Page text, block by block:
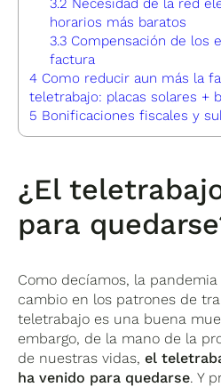
3.2 Necesidad de la red
horarios más baratos
3.3 Compensación de los
factura
4 Como reducir aun más la
teletrabajo: placas solares +
5 Bonificaciones fiscales y
¿El
para
Como decíamos, la
cambio en los patrones de
teletrabajo es una buena
embargo, de la mano de la
de nuestras vidas,el
ha venido para quedarse. Y